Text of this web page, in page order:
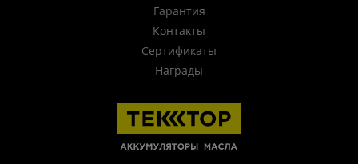
Гарантия
Контакты
Сертификаты
Награды